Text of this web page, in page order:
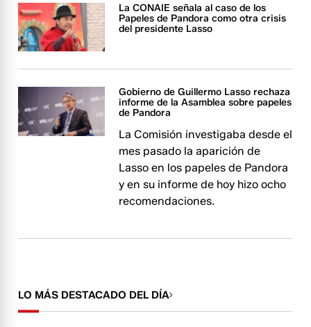
La CONAIE señala al caso de los
Papeles de Pandora como otra crisis
del presidente Lasso
Gobierno de Guillermo Lasso rechaza
informe de la Asamblea sobre papeles
de Pandora
La Comisión investigaba desde el
mes pasado la aparición de
Lasso en los papeles de Pandora
y en su informe de hoy hizo ocho
recomendaciones.
LO MÁS DESTACADO DEL DÍA